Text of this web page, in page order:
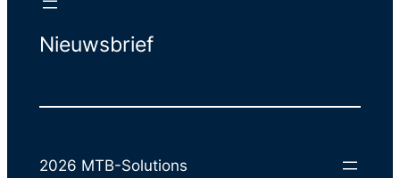
Nieuwsbrief
2026 MTB-Solutions